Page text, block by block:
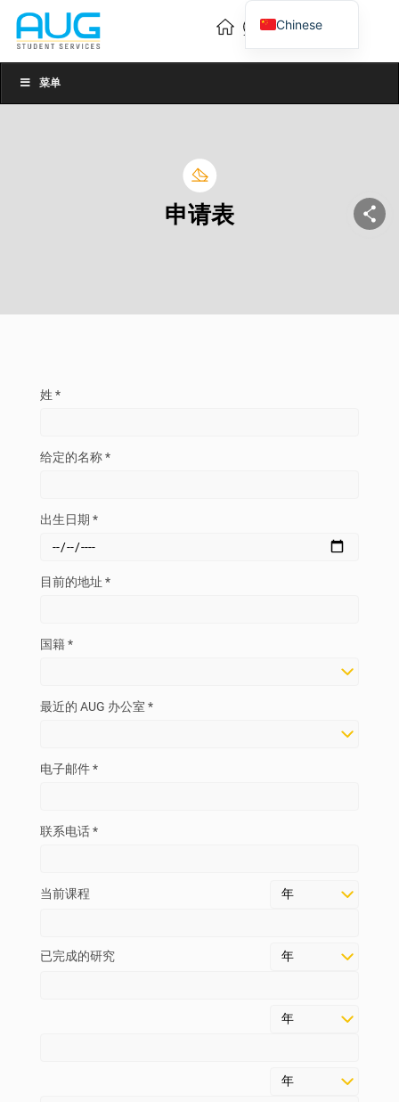
菜单
申请表
姓 *
给定的名称 *
出生日期 *
目前的地址 *
国籍 *
最近的 AUG 办公室 *
电子邮件 *
联系电话 *
当前课程
已完成的研究
Chinese